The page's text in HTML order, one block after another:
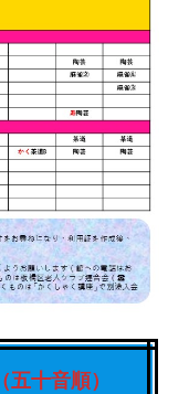
（五十音順）